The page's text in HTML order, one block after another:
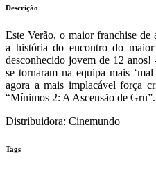
Descrição
Este Verão, o maior franchise de
a história do encontro do
desconhecido jovem de 12
se tornaram na equipa mais
agora a mais implacável força
“Mínimos 2: A Ascensão de Gru”.
Distribuidora: Cinemundo
Tags